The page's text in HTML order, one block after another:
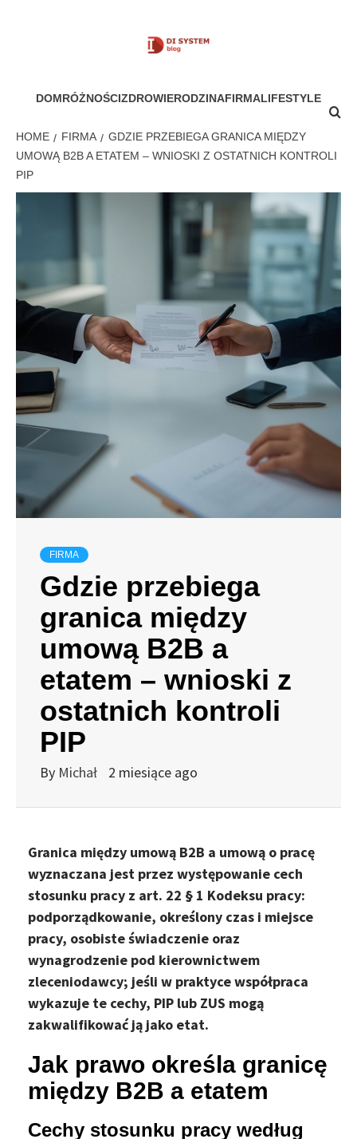
MÓJ SYSTEM
DOMRÓŻNOŚCIZDROWIERODZINAFIRMALIFESTYLE
HOME FIRMA
GDZIE PRZEBIEGA GRANICA MIĘDZY
UMOWĄ B2B A ETATEM – WNIOSKI Z OSTATNICH KONTROLI
PIP
FIRMA
Gdzie przebiega
granica między
umową B2B a
etatem – wnioski z
ostatnich kontroli
PIP
By Michał 2 miesiące ago
Granica między umową B2B a umową o pracę
wyznaczana jest przez występowanie cech
stosunku pracy z art. 22 § 1 Kodeksu pracy:
podporządkowanie, określony czas i miejsce
pracy, osobiste świadczenie oraz
wynagrodzenie pod kierownictwem
zleceniodawcy; jeśli w praktyce współpraca
wykazuje te cechy, PIP lub ZUS mogą
zakwalifikować ją jako etat.
Jak prawo określa granicę
między B2B a etatem
Cechy stosunku pracy według